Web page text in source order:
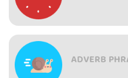
ADVERB